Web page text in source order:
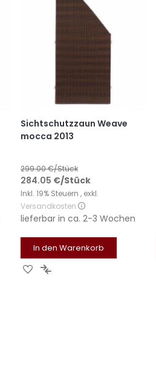
Sichtschutzzaun Weave
mocca 2013
299.00€/Stück
284.05 €/Stück
Inkl. 19% Steuern , exkl.
Versandkosten
lieferbar in ca. 2-3 Wochen
In den Warenkorb
Zur Zur